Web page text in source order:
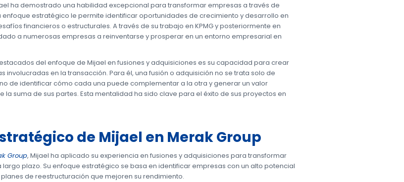
ha demostrado una habilidad excepcional para transformar empresas a través de
enfoque estratégico le permite identificar oportunidades de crecimiento y desarrollo en
financieros o estructurales. A través de su trabajo en KPMG y posteriormente en
a numerosas empresas a reinventarse y prosperar en un entorno empresarial en
del enfoque de Mijael en fusiones y adquisiciones es su capacidad para crear
involucradas en la transacción. Para él, una fusión o adquisición no se trata solo de
de identificar cómo cada una puede complementar a la otra y generar un valor
la suma de sus partes. Esta mentalidad ha sido clave para el éxito de sus proyectos en
de Mijael en Merak Group
Group, Mijael ha aplicado su experiencia en fusiones y adquisiciones para transformar
plazo. Su enfoque estratégico se basa en identificar empresas con un alto potencial
de reestructuración que mejoren su rendimiento.